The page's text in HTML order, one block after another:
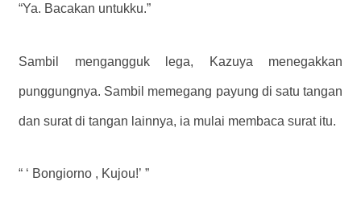
“Ya. Bacakan untukku.”
Sambil mengangguk lega, Kazuya menegakkan
punggungnya. Sambil memegang payung di satu tangan
dan surat di tangan lainnya, ia mulai membaca surat itu.
“ ‘ Bongiorno , Kujou!’ ”